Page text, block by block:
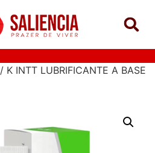
/ K INTT LUBRIFICANTE A BASE